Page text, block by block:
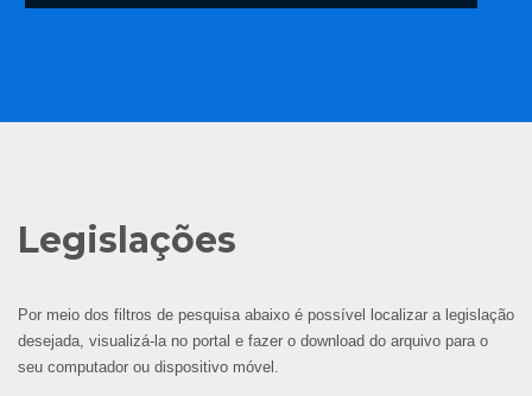
Legislações
Por meio dos filtros de pesquisa abaixo é possível localizar a legislação
desejada, visualizá-la no portal e fazer o download do arquivo para o
seu computador ou dispositivo móvel.